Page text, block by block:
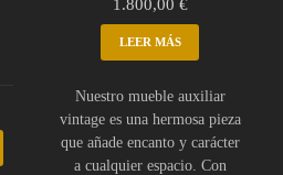
1.800,00 €
LEER MÁS
Nuestro mueble auxiliar
vintage es una hermosa pieza
que añade encanto y carácter
a cualquier espacio. Con